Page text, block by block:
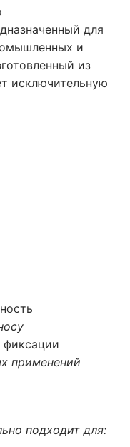
для
и
из
исключительную
применений
подходит для: